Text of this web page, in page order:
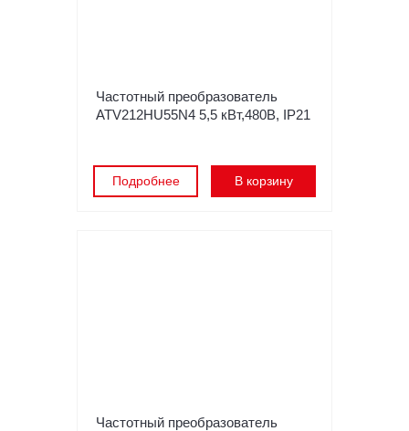
Частотный преобразователь
ATV212HU55N4 5,5 кВт,480В, IP21
Подробнее В корзину
Частотный преобразователь